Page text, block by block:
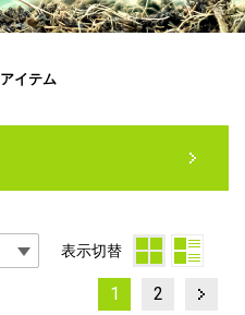
アイテム
表示切替
投
Page
1 Page
2